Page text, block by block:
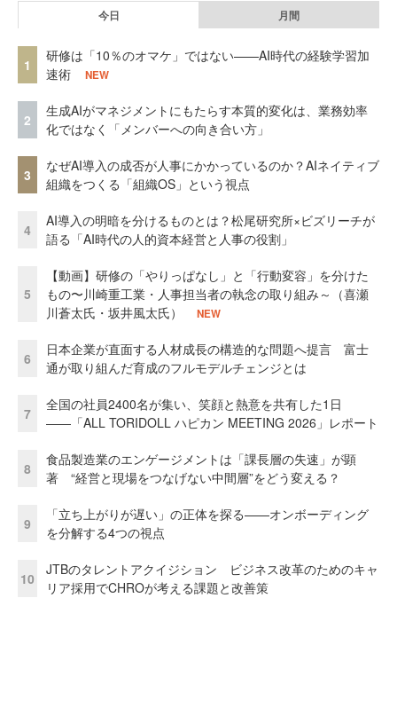
今日 月間
1
研修は「10％のオマケ」ではない——AI時代の経験学習加
速術
NEW
2
生成AIがマネジメントにもたらす本質的変化は、業務効率
化ではなく「メンバーへの向き合い方」
3
なぜAI導入の成否が人事にかかっているのか？AIネイティブ
組織をつくる「組織OS」という視点
4
AI導入の明暗を分けるものとは？松尾研究所×ビズリーチが
語る「AI時代の人的資本経営と人事の役割」
5
【動画】研修の「やりっぱなし」と「行動変容」を分けた
もの〜川崎重工業・人事担当者の執念の取り組み～（喜瀬
川蒼太氏・坂井風太氏）
NEW
6
日本企業が直面する人材成長の構造的な問題へ提言 富士
通が取り組んだ育成のフルモデルチェンジとは
7
全国の社員2400名が集い、笑顔と熱意を共有した1日
――「ALL TORIDOLL ハピカン MEETING 2026」レポート
8
食品製造業のエンゲージメントは「課長層の失速」が顕
著 “経営と現場をつなげない中間層”をどう変える？
9
「立ち上がりが遅い」の正体を探る——オンボーディング
を分解する4つの視点
10
JTBのタレントアクイジション ビジネス改革のためのキャ
リア採用でCHROが考える課題と改善策